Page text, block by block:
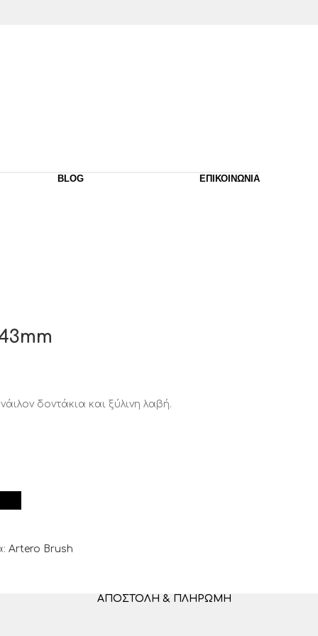
BLOG
ΕΠΙΚΟΙΝΩΝΙΑ
δοντάκια και ξύλινη λαβή.
Artero Brush
ΑΠΟΣΤΟΛΉ & ΠΛΗΡΩΜΉ